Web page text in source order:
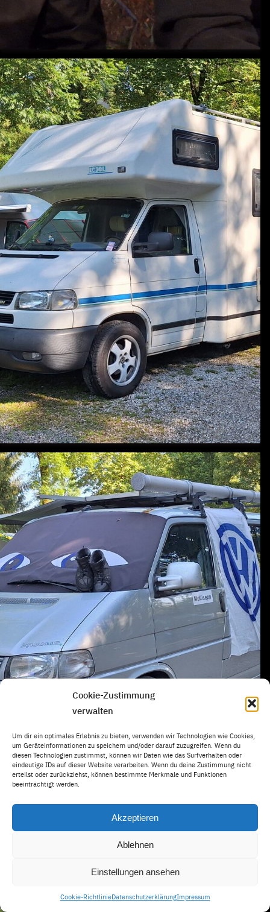
Cookie-Zustimmung
verwalten
Um dir ein optimales Erlebnis zu bieten, verwenden wir Technologien wie Cookies,
um Geräteinformationen zu speichern und/oder darauf zuzugreifen. Wenn du
diesen Technologien zustimmst, können wir Daten wie das Surfverhalten oder
eindeutige IDs auf dieser Website verarbeiten. Wenn du deine Zustimmung nicht
erteilst oder zurückziehst, können bestimmte Merkmale und Funktionen
beeinträchtigt werden.
Akzeptieren
Ablehnen
Einstellungen ansehen
Cookie-RichtlinieDatenschutzerklärungImpressum